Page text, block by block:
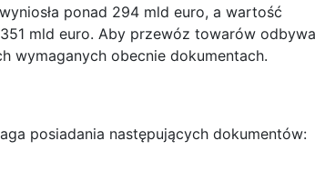
ponad 294 mld euro, a wartość
mld euro. Aby przewóz towarów
wymaganych obecnie dokumentach.
posiadania następujących dokumentów: